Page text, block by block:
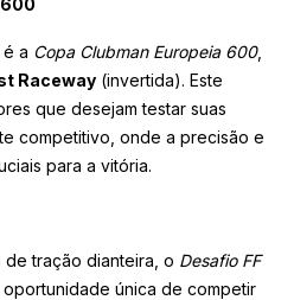
a Copa Clubman Europeia 600,
Raceway (invertida). Este
que desejam testar suas
competitivo, onde a precisão e
para a vitória.
de tração dianteira, o Desafio FF
única de competir